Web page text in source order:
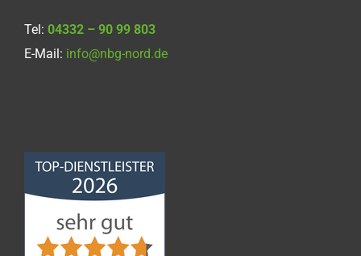
Tel: 04332 – 90 99 803
E-Mail: info@nbg-nord.de
Norddeutsche
Bauabdichtungsgesellschaft
mbH
von 5
86Bewertungen